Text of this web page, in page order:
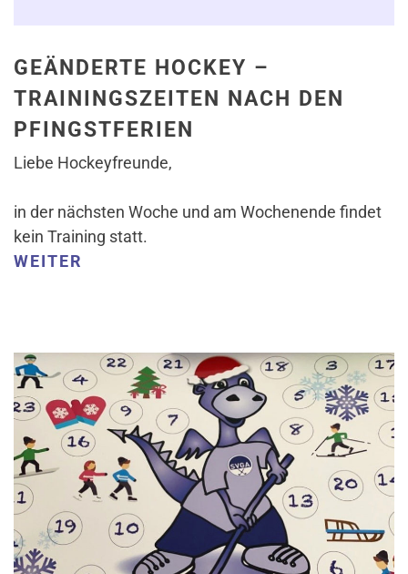
GEÄNDERTE HOCKEY –
TRAININGSZEITEN NACH DEN
PFINGSTFERIEN
Liebe Hockeyfreunde,
in der nächsten Woche und am Wochenende findet
kein Training statt.
WEITER